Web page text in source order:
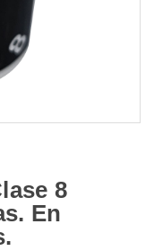
8
En